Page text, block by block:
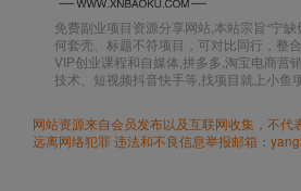
免费副业项目资源分享网站,本站宗旨“宁缺
何套壳、标题不符项目，可对比同行，整
VIP创业课程和自媒体,拼多多,淘宝电商营
技术、短视频抖音快手等,找项目就上小鱼
网站资源来自会员发布以及互联网收集，不
远离网络犯罪 违法和不良信息举报邮箱：